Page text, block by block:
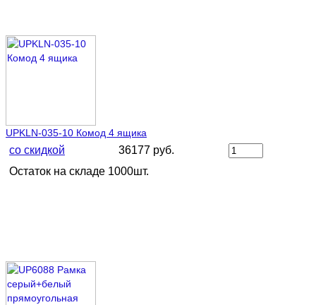
UPKLN-035-10 Комод 4 ящика
со скидкой
36177 руб.
Остаток на складе 1000шт.